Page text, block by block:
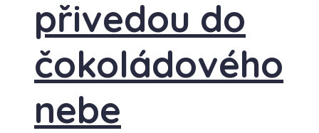
přivedou do
čokoládového
nebe